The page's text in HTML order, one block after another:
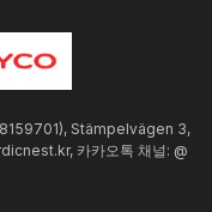
Stämpelvägen 3,
카카오톡 채널: @